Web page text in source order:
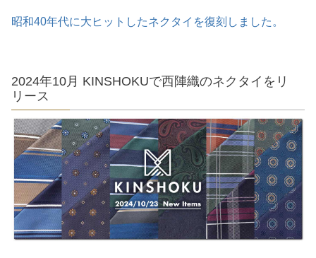
昭和40年代に大ヒットしたネクタイを復刻しました。
2024年10月 KINSHOKUで西陣織のネクタイをリ
リース